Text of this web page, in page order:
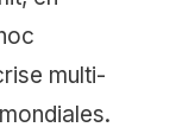
multi-